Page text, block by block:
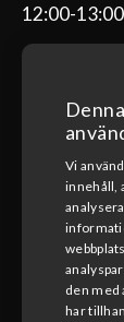
12:00-13:00
Måndag-
08:00-17:00
Lunchstängt
12:00-13:00
Vi
innehåll,
den med
har